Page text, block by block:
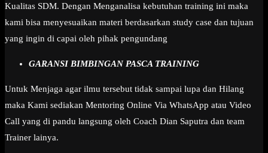
Kualitas SDM. Dengan Menganalisa kebutuhan training ini maka
kami bisa menyesuaikan materi berdasarkan study case dan tujuan
yang ingin di capai oleh pihak pengundang
GARANSI BIMBINGAN PASCA TRAINING
Untuk Menjaga agar ilmu tersebut tidak sampai lupa dan Hilang
maka Kami sediakan Mentoring Online Via WhatsApp atau Video
Call yang di pandu langsung oleh Coach Dian Saputra dan team
Trainer lainya.